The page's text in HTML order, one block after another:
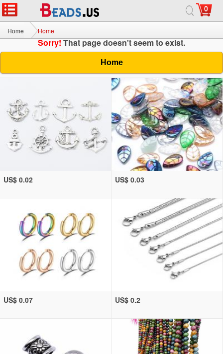
0
Home Home
Sorry!That page doesn't seem to exist.
Home
US$ 0.02 US$ 0.03
US$ 0.07 US$ 0.2